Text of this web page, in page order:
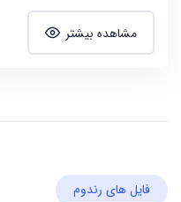
مشاهده بیشتر
فایل های رندوم